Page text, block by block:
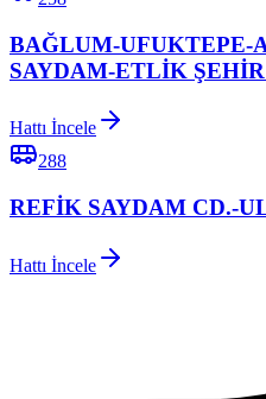
BAĞLUM-UFUKTEPE-
SAYDAM-ETLİK
Hattı İncele
288
REFİK SAYDAM CD.-
Hattı İncele